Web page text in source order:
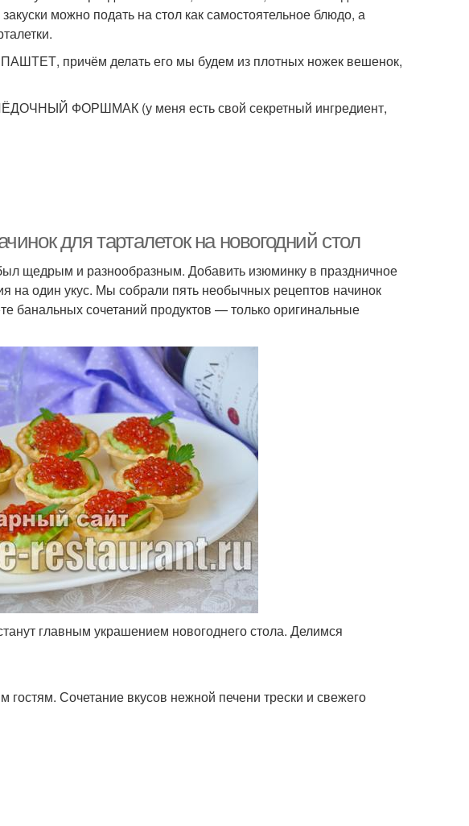
Праздничные
Тарталетки с жульеном
тарталеток
Тарталетки с фаршем
Тарталетки с мясным
паштетом
Закуска в тарталетках
Закуски в тарталетках
Тарталетки с муссом
Сладкие на новый год Детские тарталетки
можно подать на стол как самостоятельное блюдо, а
причём делать его мы будем из плотных ножек вешенок,
ФОРШМАК (у меня есть свой секретный ингредиент,
для тарталеток на новогодний стол
щедрым и разнообразным. Добавить изюминку в праздничное
на один укус. Мы собрали пять необычных рецептов начинок
банальных сочетаний продуктов — только оригинальные
главным украшением новогоднего стола. Делимся
гостям. Сочетание вкусов нежной печени трески и свежего